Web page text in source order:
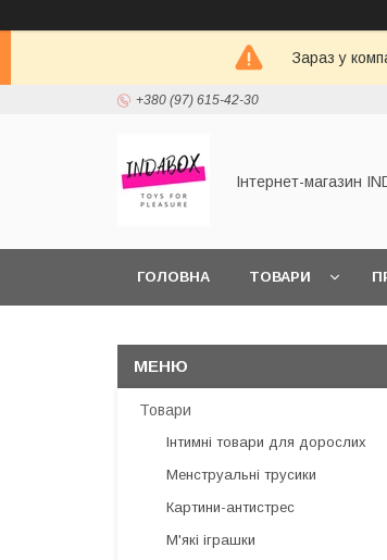
Зараз у
+380 (97) 615-42-30
Інтернет-магазин
ГОЛОВНА ТОВАРИ
Товари
Інтимні товари для дорослих
Менструальні трусики
Картини-антистрес
М'які іграшки